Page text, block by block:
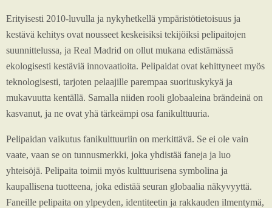
Erityisesti 2010-luvulla ja nykyhetkellä ympäristötietoisuus ja
kestävä kehitys ovat nousseet keskeisiksi tekijöiksi pelipaitojen
suunnittelussa, ja Real Madrid on ollut mukana edistämässä
ekologisesti kestäviä innovaatioita. Pelipaidat ovat kehittyneet myös
teknologisesti, tarjoten pelaajille parempaa suorituskykyä ja
mukavuutta kentällä. Samalla niiden rooli globaaleina brändeinä on
kasvanut, ja ne ovat yhä tärkeämpi osa fanikulttuuria.
Pelipaidan vaikutus fanikulttuuriin on merkittävä. Se ei ole vain
vaate, vaan se on tunnusmerkki, joka yhdistää faneja ja luo
yhteisöjä. Pelipaita toimii myös kulttuurisena symbolina ja
kaupallisena tuotteena, joka edistää seuran globaalia näkyvyyttä.
Faneille pelipaita on ylpeyden, identiteetin ja rakkauden ilmentymä,